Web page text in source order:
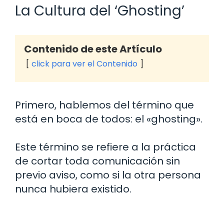
La Cultura del ‘Ghosting’
Contenido de este Artículo
click para ver el Contenido
Primero, hablemos del término que
está en boca de todos: el «ghosting».
Este término se refiere a la práctica
de cortar toda comunicación sin
previo aviso, como si la otra persona
nunca hubiera existido.